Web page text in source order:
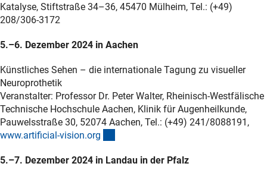
Katalyse, Stiftstraße 34–36, 45470 Mülheim, Tel.: (+49)
208/306-3172
5.–6. Dezember 2024 in Aachen
Künstliches Sehen – die internationale Tagung zu visueller
Neuroprothetik
Veranstalter: Professor Dr. Peter Walter, Rheinisch-Westfälische
Technische Hochschule Aachen, Klinik für Augenheilkunde,
Pauwelsstraße 30, 52074 Aachen, Tel.: (+49) 241/8088191,
www.artificial-vision.org
5.–7. Dezember 2024 in Landau in der Pfalz